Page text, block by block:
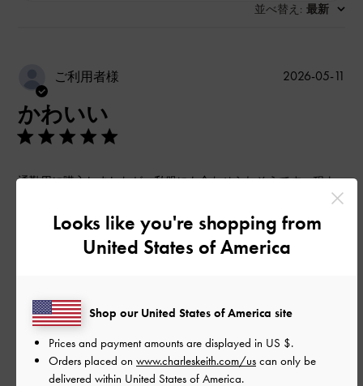
並べ替え : 最新
ご利用者様
かわいい
通勤用に購入しましたが、私服にも合わせられそうです。程よ
サイズ: 36/23cm |カラー: ブラウン系
デザイン
品質
とても良かった
2026-05-11
Looks like you're shopping from
United States of America
Shop our United States of America site
Prices and payment amounts are displayed in US $.
Orders placed on www.charleskeith.com/us can only be
delivered within United States of America.